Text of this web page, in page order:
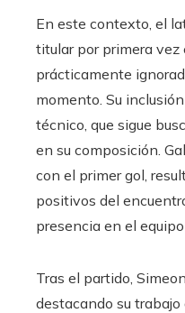
En este contexto, el
titular por primera vez
prácticamente
momento. Su
técnico, que sigue
en su composición.
con el primer gol,
positivos del
presencia en el
Tras el partido,
destacando su